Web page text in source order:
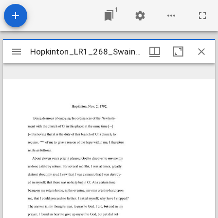
1
Mirador
viewer
Hopkinton_LR1_268_SwainBenjamin_1792Nov2